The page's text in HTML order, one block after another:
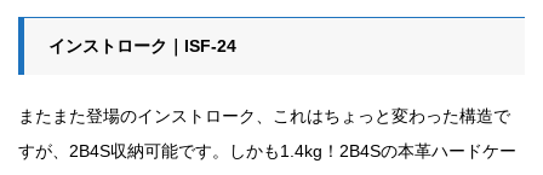
インストローク｜ISF-24
またまた登場のインストローク、これはちょっと変わった構造で
すが、2B4S収納可能です。しかも1.4kg！2B4Sの本革ハードケー